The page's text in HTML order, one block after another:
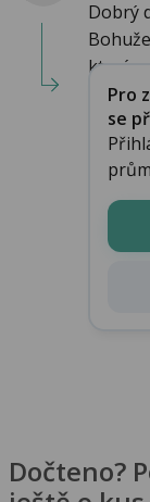
Dobrý
který
Pro
se
Dočteno?